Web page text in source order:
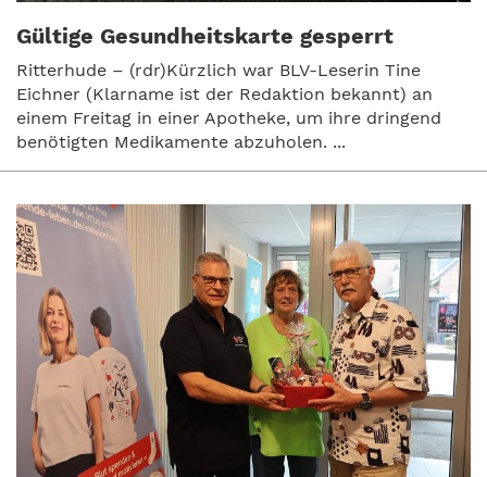
Gültige Gesundheitskarte gesperrt
Ritterhude – (rdr)Kürzlich war BLV-Leserin Tine
Eichner (Klarname ist der Redaktion bekannt) an
einem Freitag in einer Apotheke, um ihre dringend
benötigten Medikamente abzuholen. ...